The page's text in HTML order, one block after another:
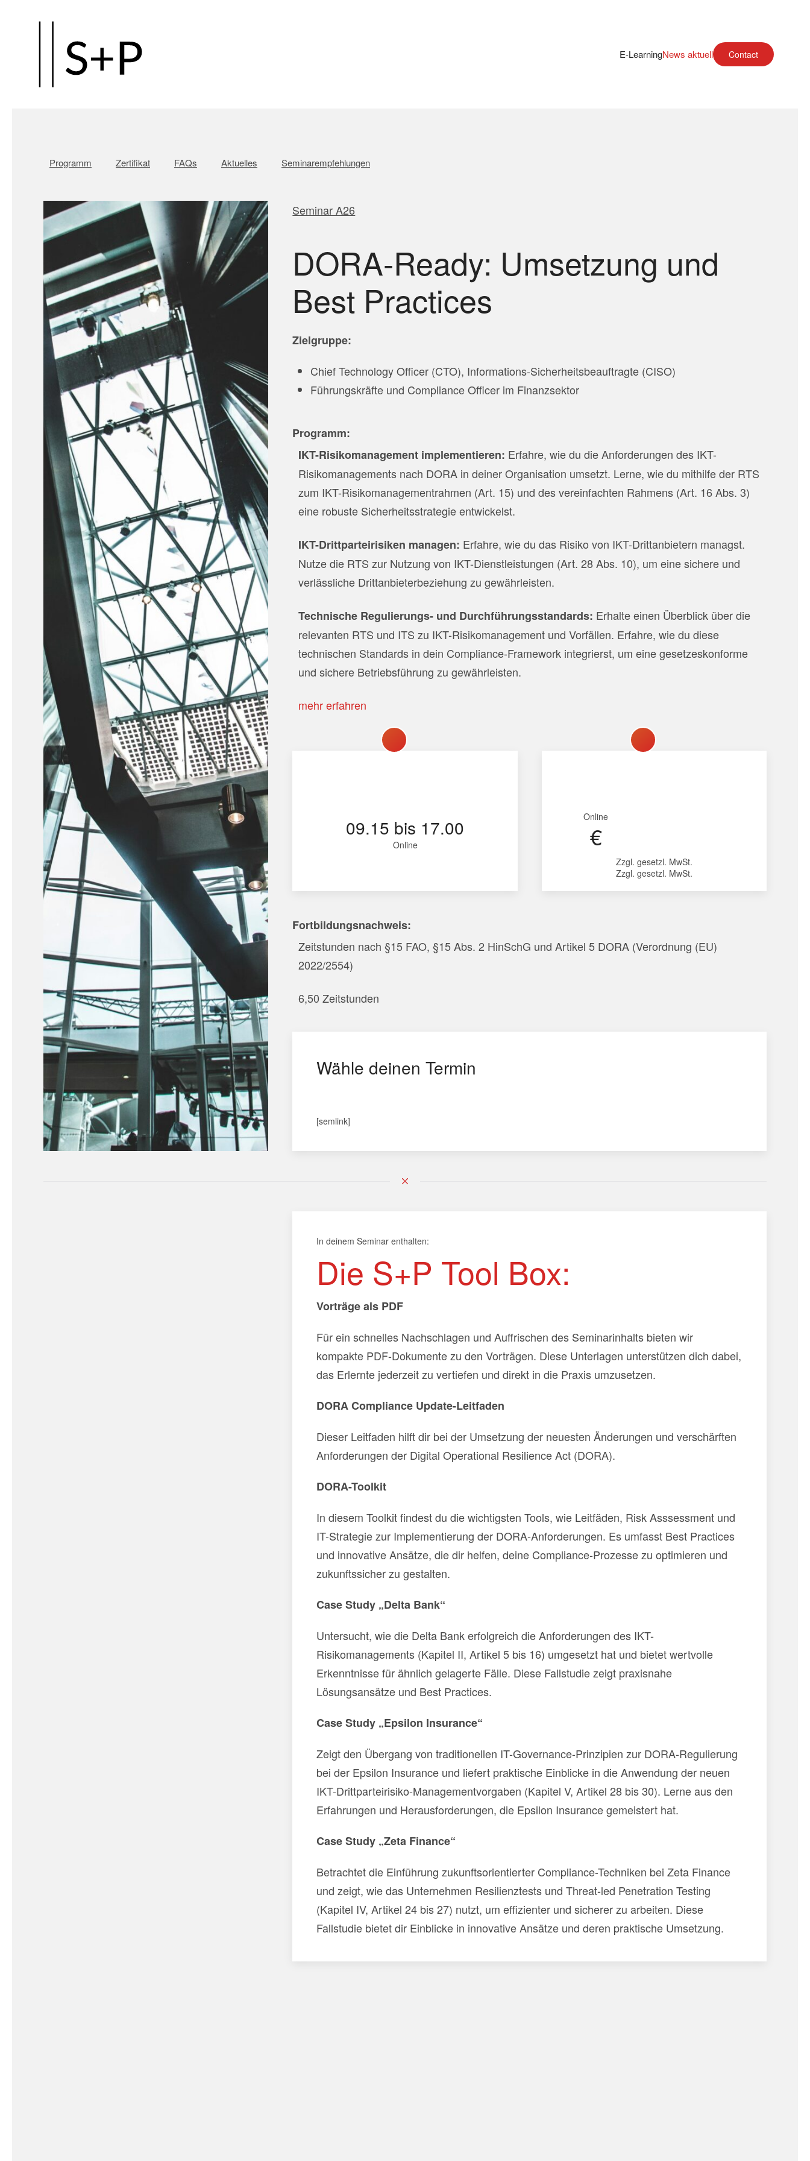
Hauptinhalt
E-LearningNews aktuell Contact
Programm Zertifikat FAQs Aktuelles Seminarempfehlungen
Seminar A26
DORA-Ready: Umsetzung und
Best Practices
Zielgruppe:
Chief Technology Officer (CTO), Informations-Sicherheitsbeauftragte (CISO)
Führungskräfte und Compliance Officer im Finanzsektor
Programm:
IKT-Risikomanagement implementieren: Erfahre, wie du die Anforderungen des IKT-
Risikomanagements nach DORA in deiner Organisation umsetzt. Lerne, wie du mithilfe der RTS
zum IKT-Risikomanagementrahmen (Art. 15) und des vereinfachten Rahmens (Art. 16 Abs. 3)
eine robuste Sicherheitsstrategie entwickelst.
IKT-Drittparteirisiken managen: Erfahre, wie du das Risiko von IKT-Drittanbietern managst.
Nutze die RTS zur Nutzung von IKT-Dienstleistungen (Art. 28 Abs. 10), um eine sichere und
verlässliche Drittanbieterbeziehung zu gewährleisten.
Technische Regulierungs- und Durchführungsstandards: Erhalte einen Überblick über die
relevanten RTS und ITS zu IKT-Risikomanagement und Vorfällen. Erfahre, wie du diese
technischen Standards in dein Compliance-Framework integrierst, um eine gesetzeskonforme
und sichere Betriebsführung zu gewährleisten.
mehr erfahren
09.15 bis 17.00
Online
Online
€
Zzgl. gesetzl. MwSt.
Zzgl. gesetzl. MwSt.
Fortbildungsnachweis:
Zeitstunden nach §15 FAO, §15 Abs. 2 HinSchG und Artikel 5 DORA (Verordnung (EU)
2022/2554)
6,50 Zeitstunden
Wähle deinen Termin
[semlink]
In deinem Seminar enthalten:
Die S+P Tool Box:
Vorträge als PDF
Für ein schnelles Nachschlagen und Auffrischen des Seminarinhalts bieten wir
kompakte PDF-Dokumente zu den Vorträgen. Diese Unterlagen unterstützen dich dabei,
das Erlernte jederzeit zu vertiefen und direkt in die Praxis umzusetzen.
DORA Compliance Update-Leitfaden
Dieser Leitfaden hilft dir bei der Umsetzung der neuesten Änderungen und verschärften
Anforderungen der Digital Operational Resilience Act (DORA).
DORA-Toolkit
In diesem Toolkit findest du die wichtigsten Tools, wie Leitfäden, Risk Asssessment und
IT-Strategie zur Implementierung der DORA-Anforderungen. Es umfasst Best Practices
und innovative Ansätze, die dir helfen, deine Compliance-Prozesse zu optimieren und
zukunftssicher zu gestalten.
Case Study „Delta Bank“
Untersucht, wie die Delta Bank erfolgreich die Anforderungen des IKT-
Risikomanagements (Kapitel II, Artikel 5 bis 16) umgesetzt hat und bietet wertvolle
Erkenntnisse für ähnlich gelagerte Fälle. Diese Fallstudie zeigt praxisnahe
Lösungsansätze und Best Practices.
Case Study „Epsilon Insurance“
Zeigt den Übergang von traditionellen IT-Governance-Prinzipien zur DORA-Regulierung
bei der Epsilon Insurance und liefert praktische Einblicke in die Anwendung der neuen
IKT-Drittparteirisiko-Managementvorgaben (Kapitel V, Artikel 28 bis 30). Lerne aus den
Erfahrungen und Herausforderungen, die Epsilon Insurance gemeistert hat.
Case Study „Zeta Finance“
Betrachtet die Einführung zukunftsorientierter Compliance-Techniken bei Zeta Finance
und zeigt, wie das Unternehmen Resilienztests und Threat-led Penetration Testing
(Kapitel IV, Artikel 24 bis 27) nutzt, um effizienter und sicherer zu arbeiten. Diese
Fallstudie bietet dir Einblicke in innovative Ansätze und deren praktische Umsetzung.